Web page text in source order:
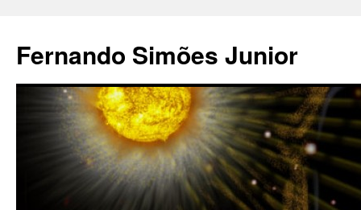
conteúdo
Fernando Simões Junior